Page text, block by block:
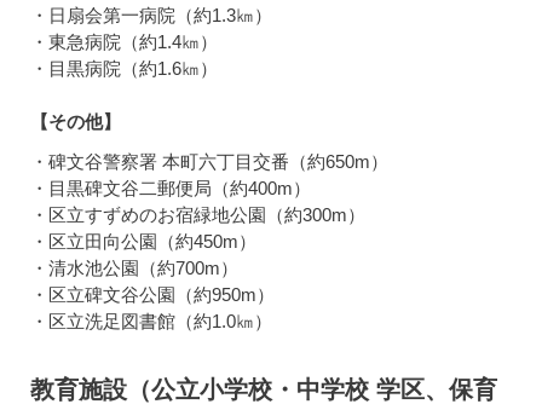
・日扇会第一病院（約1.3㎞）
・東急病院（約1.4㎞）
・目黒病院（約1.6㎞）
【その他】
・碑文谷警察署 本町六丁目交番（約650m）
・目黒碑文谷二郵便局（約400m）
・区立すずめのお宿緑地公園（約300m）
・区立田向公園（約450m）
・清水池公園（約700m）
・区立碑文谷公園（約950m）
・区立洗足図書館（約1.0㎞）
教育施設（公立小学校・中学校 学区、保育